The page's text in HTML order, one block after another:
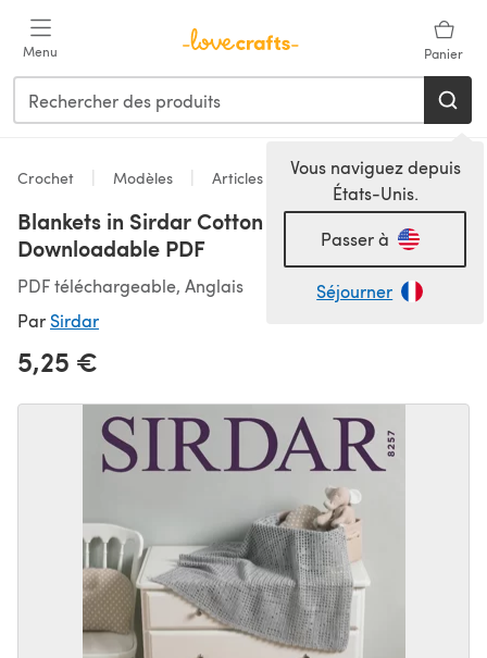
Menu Panier
Vous naviguez depuis
États-Unis.
Passer à
Séjourner
Crochet Modèles Articles pour la maison
Blankets in Sirdar Cotton DK - 8257 -
Downloadable PDF
PDF téléchargeable, Anglais
Par Sirdar
5,25 €